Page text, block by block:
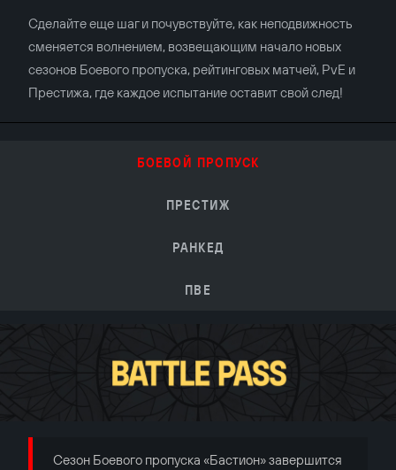
Сделайте еще шаг и почувствуйте, как неподвижность
сменяется волнением, возвещающим начало новых
сезонов Боевого пропуска, рейтинговых матчей, PvE и
Престижа, где каждое испытание оставит свой след!
БОЕВОЙ ПРОПУСК
ПРЕСТИЖ
РАНКЕД
ПВЕ
Сезон Боевого пропуска «Бастион» завершится